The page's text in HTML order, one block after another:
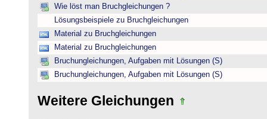
Wie löst man Bruchgleichungen ?
Lösungsbeispiele zu Bruchgleichungen
Material zu Bruchgleichungen
Material zu Bruchgleichungen
Bruchungleichungen, Aufgaben mit Lösungen (S)
Bruchungleichungen, Aufgaben mit Lösungen (S)
Weitere Gleichungen